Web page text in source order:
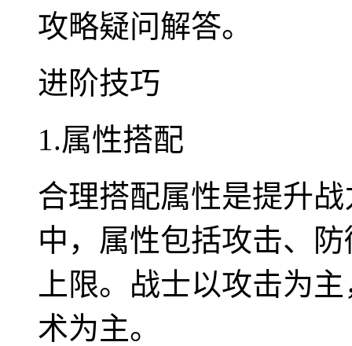
攻略疑问解答。
进阶技巧
1.属性搭配
合理搭配属性是提升
中，属性包括攻击、
上限。战士以攻击为
术为主。